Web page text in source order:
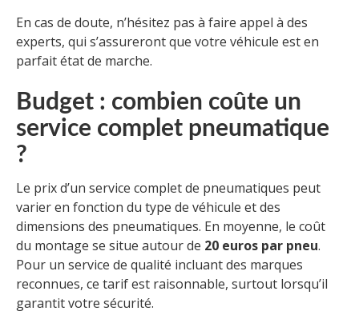
En cas de doute, n’hésitez pas à faire appel à des
experts, qui s’assureront que votre véhicule est en
parfait état de marche.
Budget : combien coûte un
service complet pneumatique
?
Le prix d’un service complet de pneumatiques peut
varier en fonction du type de véhicule et des
dimensions des pneumatiques. En moyenne, le coût
du montage se situe autour de 20 euros par pneu.
Pour un service de qualité incluant des marques
reconnues, ce tarif est raisonnable, surtout lorsqu’il
garantit votre sécurité.